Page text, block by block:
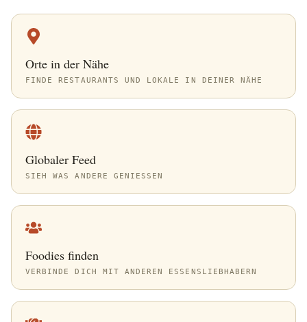
Orte in der Nähe
FINDE RESTAURANTS UND LOKALE IN DEINER NÄHE
Globaler Feed
SIEH WAS ANDERE GENIESSEN
Foodies finden
VERBINDE DICH MIT ANDEREN ESSENSLIEBHABERN